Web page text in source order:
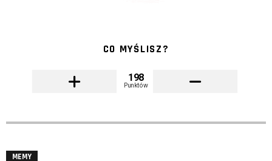
CO MYŚLISZ?
198
Punktów
MEMY